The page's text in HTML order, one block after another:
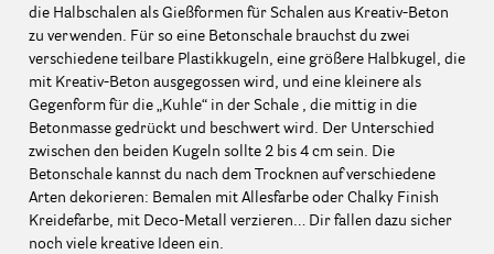
die Halbschalen als Gießformen für Schalen aus Kreativ-Beton
zu verwenden. Für so eine Betonschale brauchst du zwei
verschiedene teilbare Plastikkugeln, eine größere Halbkugel, die
mit Kreativ-Beton ausgegossen wird, und eine kleinere als
Gegenform für die „Kuhle“ in der Schale , die mittig in die
Betonmasse gedrückt und beschwert wird. Der Unterschied
zwischen den beiden Kugeln sollte 2 bis 4 cm sein. Die
Betonschale kannst du nach dem Trocknen auf verschiedene
Arten dekorieren: Bemalen mit Allesfarbe oder Chalky Finish
Kreidefarbe, mit Deco-Metall verzieren… Dir fallen dazu sicher
noch viele kreative Ideen ein.